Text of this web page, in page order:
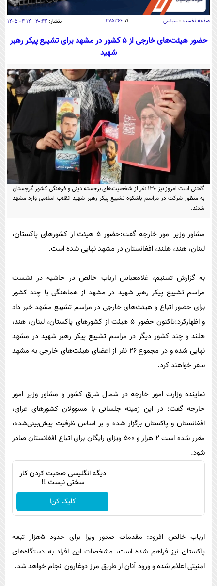
اقتصاد
اقتصادی
خودرو
جامعه
اجتماعی
حوادث
سلامت
یک برش دانایی
محیط زیست
سفر و تفریح
ورزشی
بین الملل
سیاست خارجی
فرهنگ و هنر
علم و دانش
فناوری و It
علمی
اخبار کریپتو
قرآن
گوناگون
سرگرمی
باشگاه مغز
مجله تصویری سلاح
فیلم
اقتصاد
ورزش
سیاست
فناوری
حوادث
محیط زیست
سلامت
بین الملل
عصر ایران 2
خواندنی ها و دیدنی ها
داستان کوتاه
روانشناسی
دانلود
آموزش زبان
صفحه نخست » سیاسی کد۱۱۷۵۳۶۶ انتشار: ۲۰:۴۴ - ۱۴-۰۴-۱۴۰۵
حضور هیئت‌‌های خارجی از 5 کشور در مشهد برای تشییع پیکر رهبر
شهید
گفتنی است امروز نیز 130 نفر از شخصیت‌های برجسته دینی و فرهنگی کشور گرجستان
به منظور شرکت در مراسم باشکوه تشییع پیکر رهبر شهید انقلاب اسلامی وارد مشهد
شدند.
مشاور وزیر امور خارجه گفت:حضور 5 هیئت از کشورهای پاکستان،
لبنان، هند، هلند، افغانستان در مشهد نهایی شده است.
به گزارش تسنیم، غلامعباس ارباب خالص در حاشیه در نشست
مراسم تشییع پیکر رهبر شهید در مشهد از هماهنگی با چند کشور
برای حضور اتباع و هیئت‌های خارجی در مراسم تشییع مشهد خبر داد
و اظهارکرد:تاکنون حضور 5 هیئت از کشورهای پاکستان، لبنان، هند،
هلند و چند کشور دیگر در مراسم تشییع پیکر رهبر شهید در مشهد
نهایی شده و در مجموع 26 نفر از اعضای هیئت‌های خارجی به مشهد
سفر خواهند کرد.
نماینده وزارت امور خارجه در شمال شرق کشور و مشاور وزیر امور
خارجه گفت: در این زمینه جلساتی با مسوولان کشورهای عراق،
افغانستان و پاکستان برگزار شده و بر اساس ظرفیت پیش‌بینی‌شده،
مقرر شده است 2 هزار و 500 ویزای رایگان برای اتباع افغانستان صادر
شود.
دیگه انگلیسی صحبت کردن کار
سختی نیست !!
کلیک کن!
ارباب خالص افزود: مقدمات صدور ویزا برای حدود 5هزار تبعه
پاکستان نیز فراهم شده است، مشخصات این افراد به دستگاه‌های
امنیتی اعلام شده و ورود آنان از طریق مرز دوغارون انجام خواهد شد.